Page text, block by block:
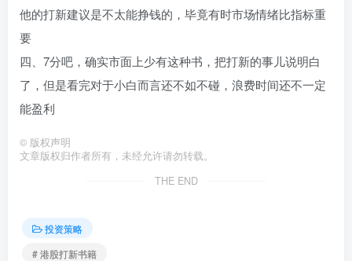
他的打新建议是不太能挣钱的，毕竟有时市场情绪比指标重
要
四、7分吧，确实市面上少有这种书，把打新的事儿说明白
了，但是看完对于小白而言还不如不碰，浪费时间还不一定
能盈利
© 版权声明
文章版权归作者所有，未经允许请勿转载。
THE END
投资策略
# 港股打新书籍